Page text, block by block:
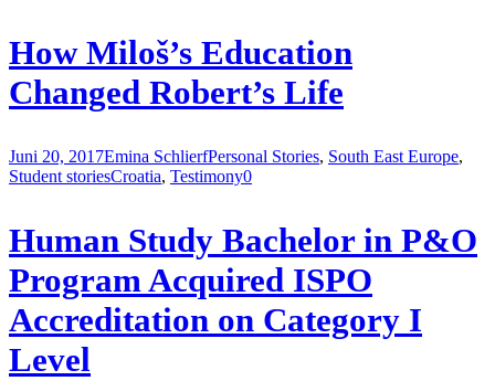
How Miloš’s Education
Changed Robert’s Life
Juni 20, 2017Emina SchlierfPersonal Stories, South East Europe,
Student storiesCroatia, Testimony0
Human Study Bachelor in P&O
Program Acquired ISPO
Accreditation on Category I
Level